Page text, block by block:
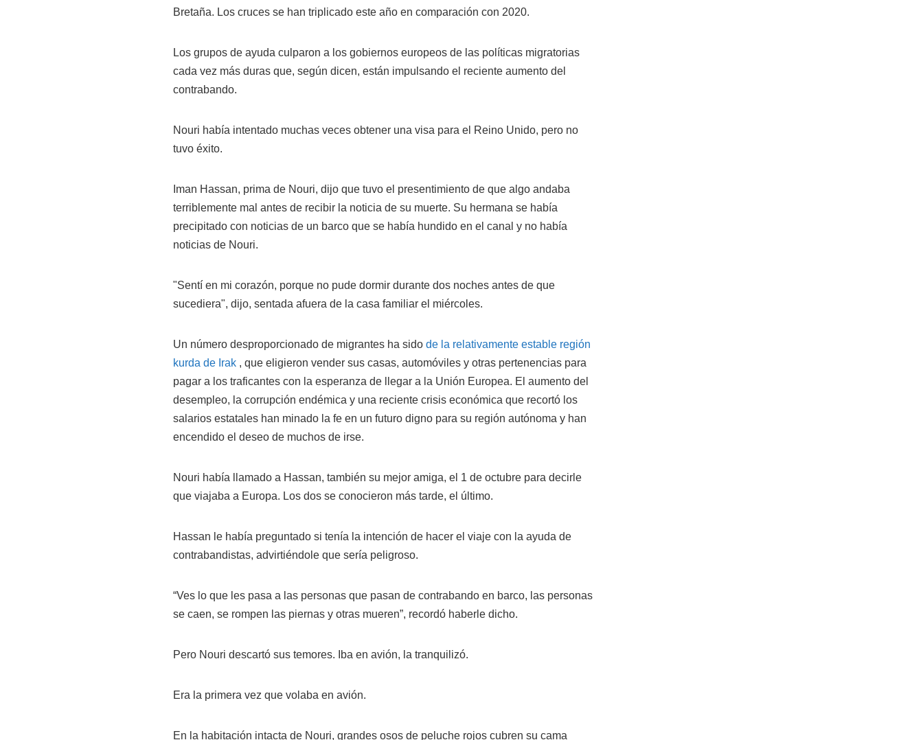
Bretaña. Los cruces se han triplicado este año en comparación con 2020.
Los grupos de ayuda culparon a los gobiernos europeos de las políticas migratorias
cada vez más duras que, según dicen, están impulsando el reciente aumento del
contrabando.
Nouri había intentado muchas veces obtener una visa para el Reino Unido, pero no
tuvo éxito.
Iman Hassan, prima de Nouri, dijo que tuvo el presentimiento de que algo andaba
terriblemente mal antes de recibir la noticia de su muerte. Su hermana se había
precipitado con noticias de un barco que se había hundido en el canal y no había
noticias de Nouri.
"Sentí en mi corazón, porque no pude dormir durante dos noches antes de que
sucediera", dijo, sentada afuera de la casa familiar el miércoles.
Un número desproporcionado de migrantes ha sido de la relativamente estable región
kurda de Irak , que eligieron vender sus casas, automóviles y otras pertenencias para
pagar a los traficantes con la esperanza de llegar a la Unión Europea. El aumento del
desempleo, la corrupción endémica y una reciente crisis económica que recortó los
salarios estatales han minado la fe en un futuro digno para su región autónoma y han
encendido el deseo de muchos de irse.
Nouri había llamado a Hassan, también su mejor amiga, el 1 de octubre para decirle
que viajaba a Europa. Los dos se conocieron más tarde, el último.
Hassan le había preguntado si tenía la intención de hacer el viaje con la ayuda de
contrabandistas, advirtiéndole que sería peligroso.
“Ves lo que les pasa a las personas que pasan de contrabando en barco, las personas
se caen, se rompen las piernas y otras mueren”, recordó haberle dicho.
Pero Nouri descartó sus temores. Iba en avión, la tranquilizó.
Era la primera vez que volaba en avión.
En la habitación intacta de Nouri, grandes osos de peluche rojos cubren su cama